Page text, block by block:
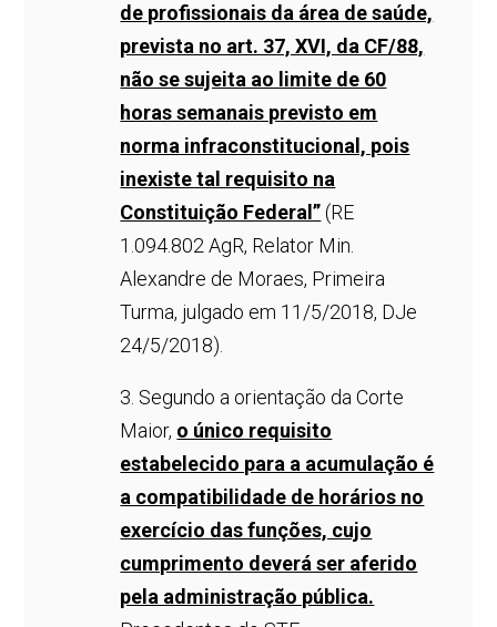
de profissionais da área de saúde,
prevista no art. 37, XVI, da CF/88,
não se sujeita ao limite de 60
horas semanais previsto em
norma infraconstitucional, pois
inexiste tal requisito na
Constituição Federal”(RE
1.094.802 AgR, Relator Min.
Alexandre de Moraes, Primeira
Turma, julgado em 11/5/2018, DJe
24/5/2018).
3. Segundo a orientação da Corte
Maior, o único requisito
estabelecido para a acumulação é
a compatibilidade de horários no
exercício das funções, cujo
cumprimento deverá ser aferido
pela administração pública.